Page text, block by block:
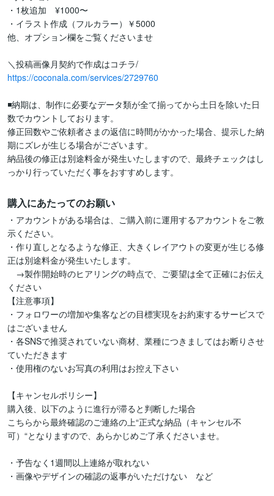
・1枚追加　¥1000〜
・イラスト作成（フルカラー）￥5000
他、オプション欄をご覧くださいませ
https://coconala.com/services/2729760
◾️納期は、制作に必要なデータ類が全て揃ってから土日を除いた日
数でカウントしております。
修正回数やご依頼者さまの返信に時間がかかった場合、提示した納
期にズレが生じる場合がございます。
納品後の修正は別途料金が発生いたしますので、最終チェックはし
っかり行っていただく事をおすすめします。
購入にあたってのお願い
・アカウントがある場合は、ご購入前に運用するアカウントをご教
示ください。
・作り直しとなるような修正、大きくレイアウトの変更が生じる修
正は別途料金が発生いたします。
→製作開始時のヒアリングの時点で、ご要望は全て正確にお伝え
ください
【注意事項】
・フォロワーの増加や集客などの目標実現をお約束するサービスで
はございません
・各SNSで推奨されていない商材、業種につきましてはお断りさせ
ていただきます
・使用権のないお写真の利用はお控え下さい
【キャンセルポリシー】
購入後、以下のように進行が滞ると判断した場合
こちらから最終確認のご連絡の上“正式な納品（キャンセル不
可）“となりますので、あらかじめご了承くださいませ。
・予告なく1週間以上連絡が取れない
・画像やデザインの確認の返事がいただけない　など